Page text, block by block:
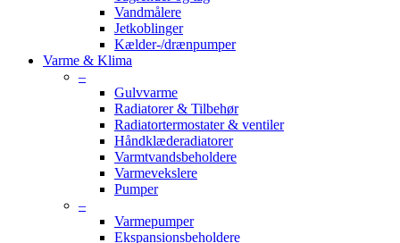
Vandmålere
Jetkoblinger
Kælder-/drænpumper
Varme & Klima
–
Gulvvarme
Radiatorer & Tilbehør
Radiatortermostater & ventiler
Håndklæderadiatorer
Varmtvandsbeholdere
Varmevekslere
Pumper
–
Varmepumper
Ekspansionsbeholdere